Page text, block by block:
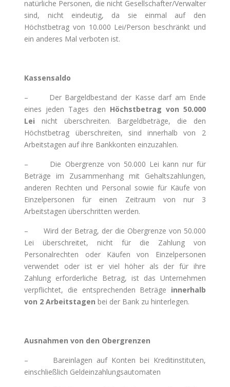
natürliche Personen, die nicht Gesellschafter/Verwalter
sind, nicht eindeutig, da sie einmal auf den
Höchstbetrag von 10.000 Lei/Person beschränkt und
ein anderes Mal verboten ist.
Kassensaldo
– Der Bargeldbestand der Kasse darf am Ende
eines jeden Tages den Höchstbetrag von 50.000
Lei nicht überschreiten. Bargeldbeträge, die den
Höchstbetrag überschreiten, sind innerhalb von 2
Arbeitstagen auf ihre Bankkonten einzuzahlen.
– Die Obergrenze von 50.000 Lei kann nur für
Beträge im Zusammenhang mit Gehaltszahlungen,
anderen Rechten und Personal sowie für Käufe von
Einzelpersonen für einen Zeitraum von nur 3
Arbeitstagen überschritten werden.
– Wird der Betrag, der die Obergrenze von 50.000
Lei überschreitet, nicht für die Zahlung von
Personalrechten oder Käufen von Einzelpersonen
verwendet oder ist er viel höher als der für ihre
Zahlung erforderliche Betrag, ist das Unternehmen
verpflichtet, die entsprechenden Beträge innerhalb
von 2 Arbeitstagen bei der Bank zu hinterlegen.
Ausnahmen von den Obergrenzen
– Bareinlagen auf Konten bei Kreditinstituten,
einschließlich Geldeinzahlungsautomaten